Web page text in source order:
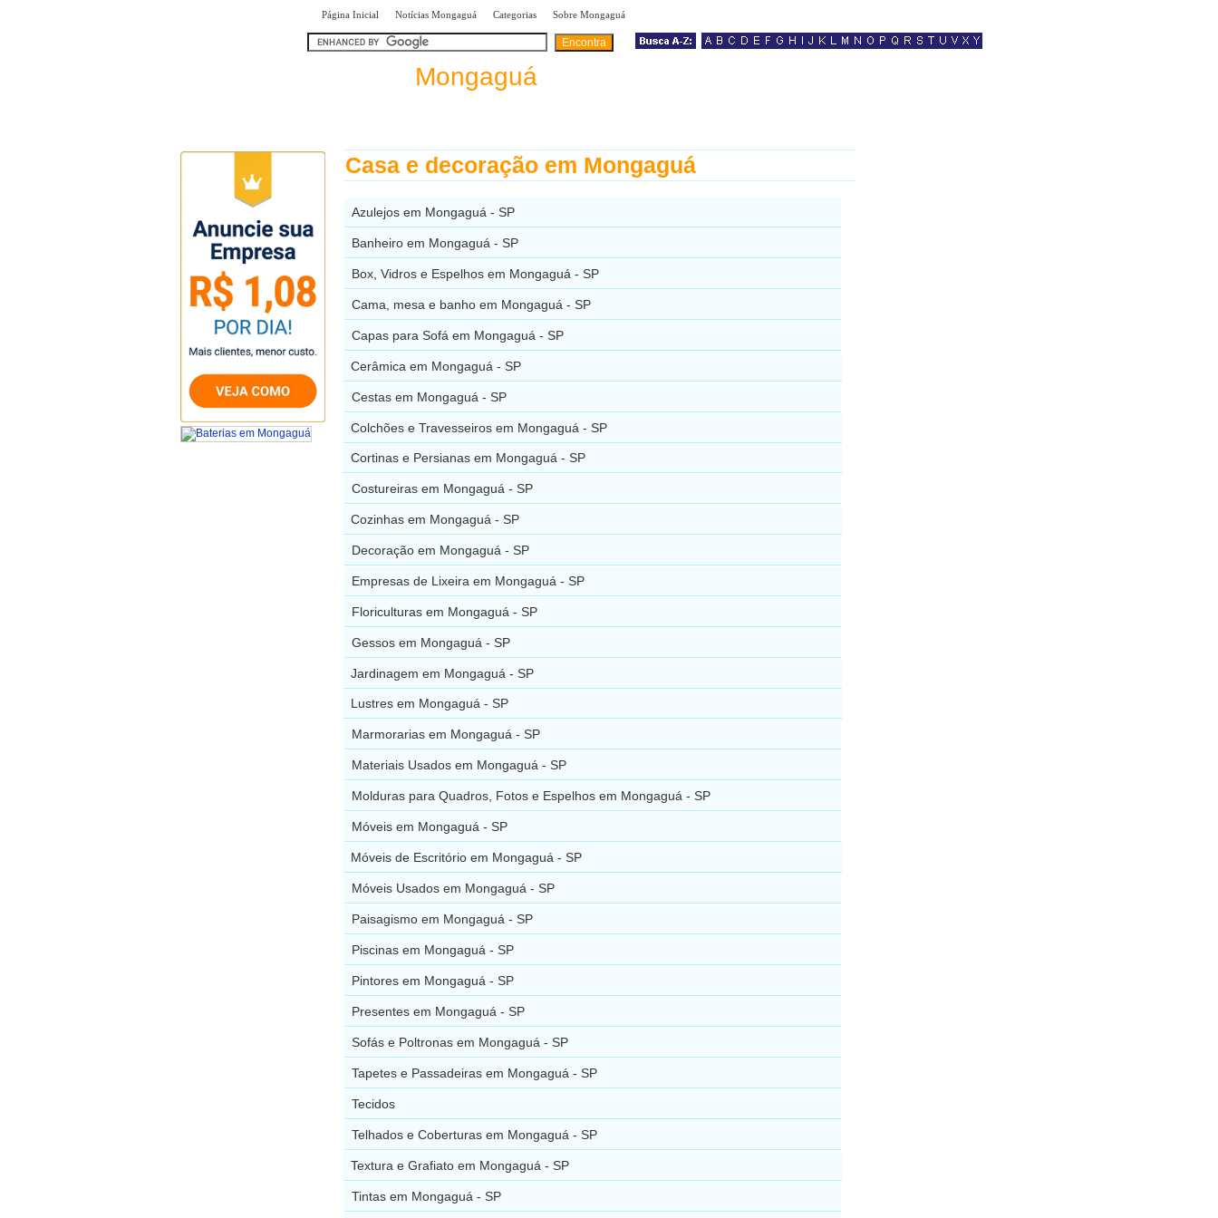
Página Inicial Notícias Mongaguá Categorias Sobre Mongaguá
Mongaguá
Casa e decoração em Mongaguá
Azulejos em Mongaguá - SP
Banheiro em Mongaguá - SP
Box, Vidros e Espelhos em Mongaguá - SP
Cama, mesa e banho em Mongaguá - SP
Capas para Sofá em Mongaguá - SP
Cerâmica em Mongaguá - SP
Cestas em Mongaguá - SP
Colchões e Travesseiros em Mongaguá - SP
Cortinas e Persianas em Mongaguá - SP
Costureiras em Mongaguá - SP
Cozinhas em Mongaguá - SP
Decoração em Mongaguá - SP
Empresas de Lixeira em Mongaguá - SP
Floriculturas em Mongaguá - SP
Gessos em Mongaguá - SP
Jardinagem em Mongaguá - SP
Lustres em Mongaguá - SP
Marmorarias em Mongaguá - SP
Materiais Usados em Mongaguá - SP
Molduras para Quadros, Fotos e Espelhos em Mongaguá - SP
Móveis em Mongaguá - SP
Móveis de Escritório em Mongaguá - SP
Móveis Usados em Mongaguá - SP
Paisagismo em Mongaguá - SP
Piscinas em Mongaguá - SP
Pintores em Mongaguá - SP
Presentes em Mongaguá - SP
Sofás e Poltronas em Mongaguá - SP
Tapetes e Passadeiras em Mongaguá - SP
Tecidos
Telhados e Coberturas em Mongaguá - SP
Textura e Grafiato em Mongaguá - SP
Tintas em Mongaguá - SP